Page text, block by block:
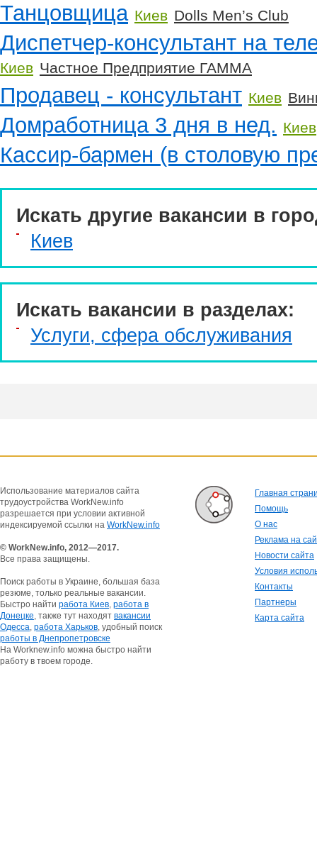
Танцовщица Киев Dolls Men’s Club
Диспетчер-консультант на
Киев Частное Предприятие ГАММА
Продавец - консультант Киев
Домработница 3 дня в нед. Киев
Кассир-бармен (в столовую
Искать другие вакансии в
Киев
Искать вакансии в разделах:
Услуги, cфера обслуживания
Использование материалов сайта
трудоустройства WorkNew.info
разрешается при условии активной
индексируемой ссылки на WorkNew.info
© WorkNew.info, 2012—2017.
Все права защищены.
Поиск работы в Украине, большая база
резюме, только реальные вакансии.
Быстро найти работа Киев, работа в
Донецке, также тут находят вакансии
Одесса, работа Харьков, удобный поиск
работы в Днепропетровске
На Worknew.info можна быстро найти
работу в твоем городе.
Главная
Помощь
О нас
Реклама на
Новости сайта
Условия
Контакты
Партнеры
Карта сайта